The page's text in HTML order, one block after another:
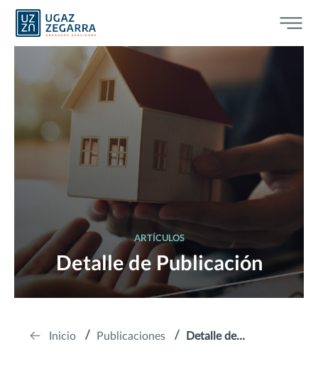
ARTÍCULOS
Detalle de Publicación
Inicio Publicaciones
Detalle de